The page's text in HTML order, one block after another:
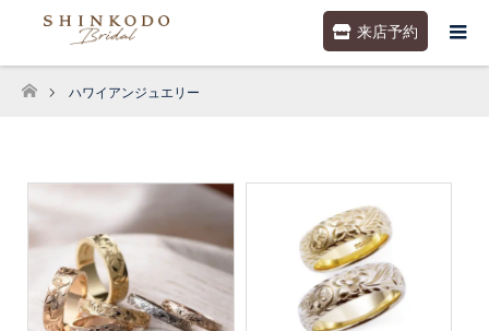
来店予約
ホーム
ハワイアンジュエリー